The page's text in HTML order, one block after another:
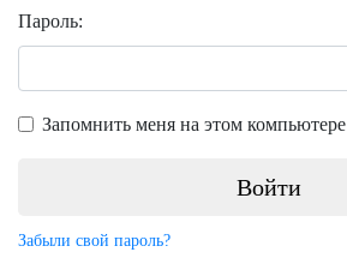
Пароль:
Запомнить меня на этом компьютере
Забыли свой пароль?